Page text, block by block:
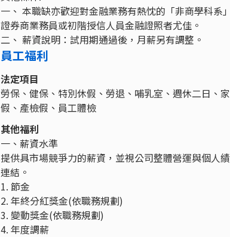
一、 本職缺亦歡迎對金融業務有熱忱的「非商學科
證券商業務員或初階授信人員金融證照者尤佳。
二、 薪資說明：試用期通過後，月薪另有調整。
員工福利
法定項目
勞保、健保、特別休假、勞退、哺乳室、週休二日、
假、產檢假、員工體檢
其他福利
一、薪資水準
提供具市場競爭力的薪資，並視公司整體營運與個人
連結。
1. 節金
2. 年終分紅獎金(依職務規劃)
3. 變動獎金(依職務規劃)
4. 年度調薪